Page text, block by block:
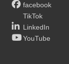
facebook
TikTok
LinkedIn
YouTube